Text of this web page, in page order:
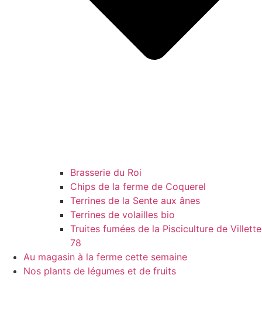
Brasserie du Roi
Chips de la ferme de Coquerel
Terrines de la Sente aux ânes
Terrines de volailles bio
Truites fumées de la Pisciculture de Villette
78
Au magasin à la ferme cette semaine
Nos plants de légumes et de fruits